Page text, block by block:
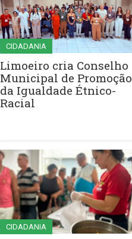
CIDADANIA
Limoeiro cria Conselho
Municipal de Promoção
da Igualdade Étnico-
Racial
CIDADANIA